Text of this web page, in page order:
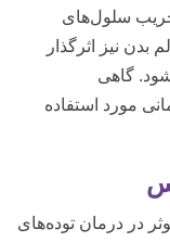
سلول‌های
نیز اثرگذار
گاهی
مورد استفاده
در درمان توده‌های